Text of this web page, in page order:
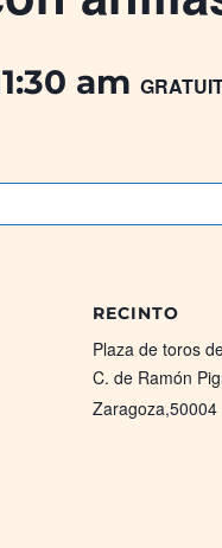
am
RECINTO
Plaza de toros
C. de Ramón
Zaragoza,50004